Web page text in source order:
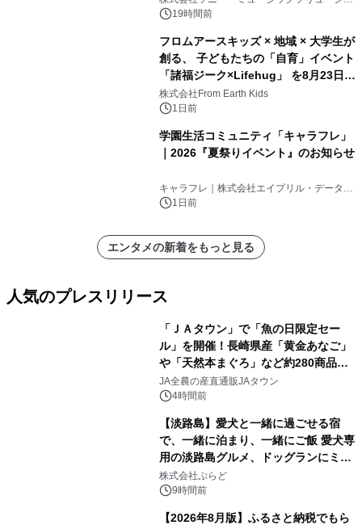
ンズ19時間前
フロムアースキッズ × 地域 × 大学生が
創る、 子どもたちの「自育」イベント
「諸福ジーク×Lifehug」 を8月23日
(日)開催
株式会社From Earth Kids
1日前
学園生活コミュニティ「キャラフレ」
｜2026『夏祭りイベント』のお知らせ
キャラフレ｜株式会社エイプリル・データ・
デザインズ
1日前
エンタメの新着をもっと見る
人気のプレスリリース
「ＪＡタウン」で「魚の日限定セー
ル」を開催！長崎県産「黄金あなご」
や「天然本まぐろ」など約280商品を
販売！～毎月１０日の定例企画～
JA全農の産直通販JAタウン
4時間前
【淡路島】愛犬と一緒に過ごせる宿
で、一緒に泊まり、一緒にご飯 愛犬専
用の淡路島グルメ、ドッグランにミニ
プール グランピングとトレーラーハウ
スの2施設で
株式会社ぷらど
9時間前
【2026年8月版】ふるさと納税でもら